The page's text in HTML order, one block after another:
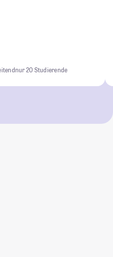
nur 20 Studierende